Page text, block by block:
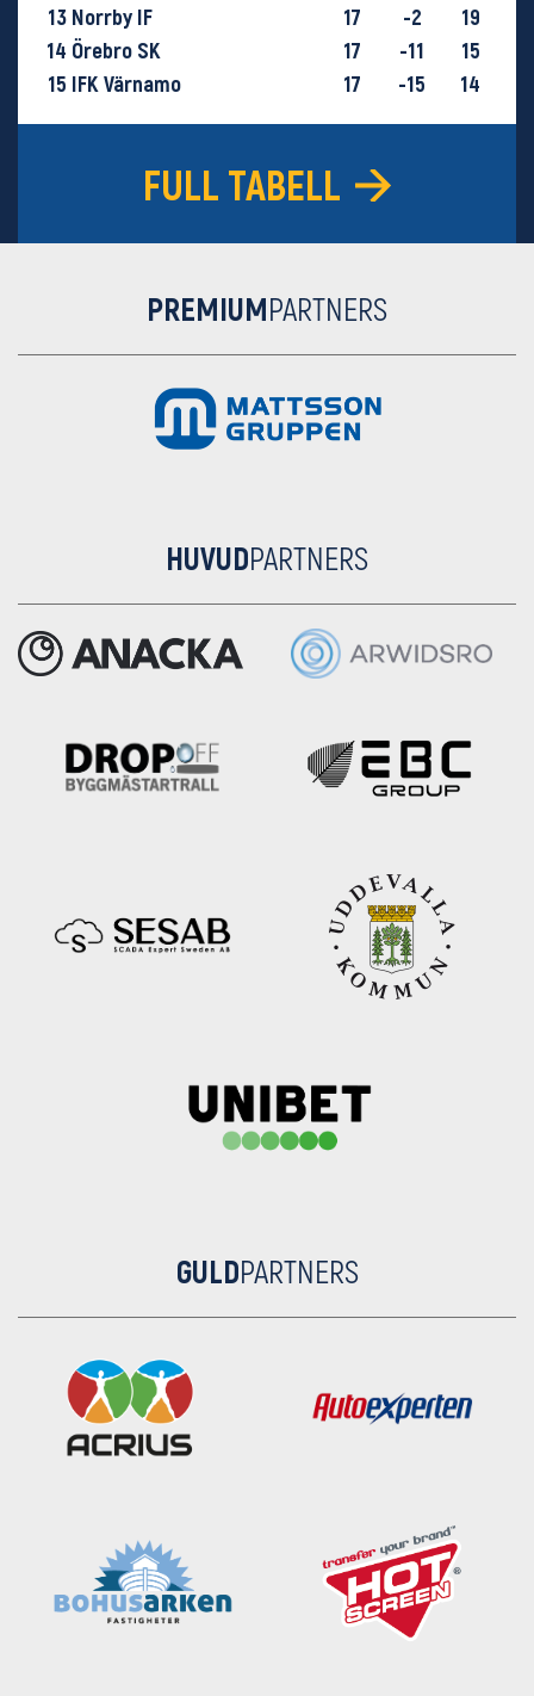
13 Norrby IF 17 -2
19
14 Örebro SK 17 -11
15
15 IFK Värnamo 17 -15
14
FULL TABELL
PREMIUMPARTNERS
HUVUDPARTNERS
GULDPARTNERS